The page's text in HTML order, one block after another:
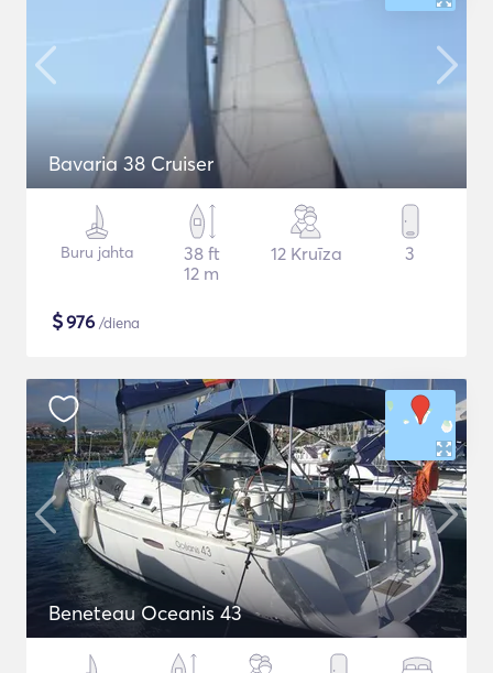
Bavaria 38 Cruiser
Buru jahta
38 ft
12 m
12 Kruīza 3
$976 /diena
Beneteau Oceanis 43